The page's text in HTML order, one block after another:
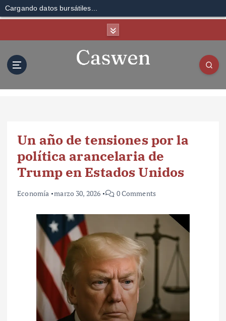
Cargando datos bursátiles...
Un año de tensiones por la
política arancelaria de
Trump en Estados Unidos
Economía marzo 30, 2026 0 Comments